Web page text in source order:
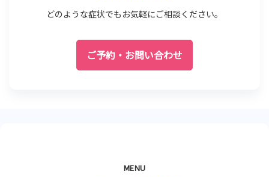
どのような症状でもお気軽にご相談ください。
ご予約・お問い合わせ
MENU